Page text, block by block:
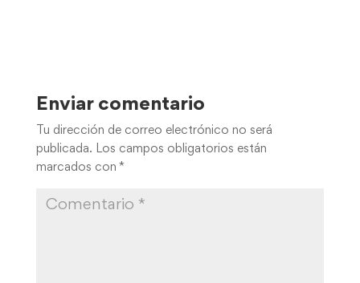
Enviar comentario
Tu dirección de correo electrónico no será
publicada.
Los campos obligatorios están
marcados con *